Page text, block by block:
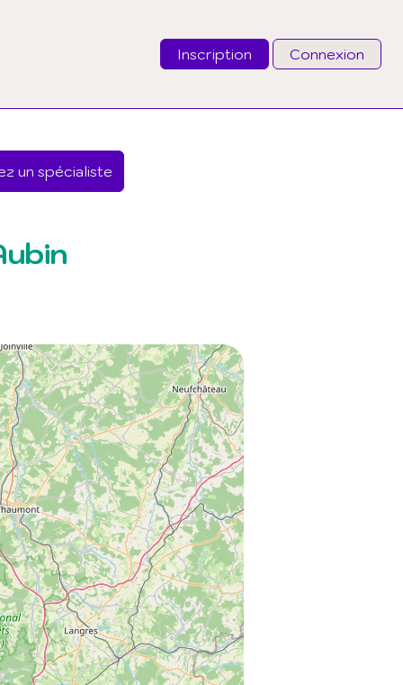
Inscription Connexion
un spécialiste
Email
Mot de passe